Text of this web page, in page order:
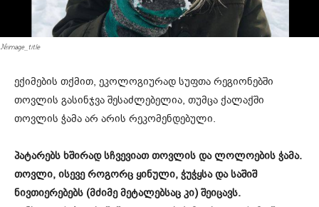
#image_title
ექიმების თქმით, ეკოლოგიურად სუფთა რეგიონებში
თოვლის გასინჯვა შესაძლებელია, თუმცა ქალაქში
თოვლის ჭამა არ არის რეკომენდებული.
პატარებს ხშირად სჩვევიათ თოვლის და ლოლოების ჭამა.
თოვლი, ისევე როგორც ყინული, ჭუჭყსა და საშიშ
ნივთიერებებს (მძიმე მეტალებსაც კი) შეიცავს.